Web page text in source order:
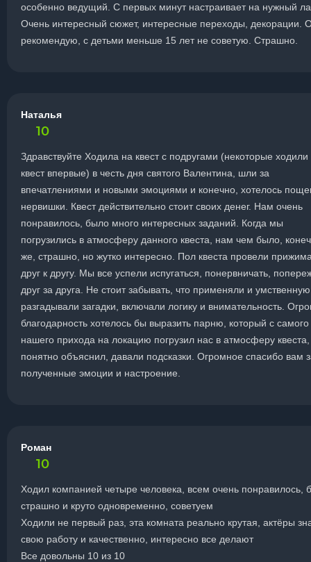
особенно ведущий. С первых минут настраивает на нужный
Очень интересный сюжет, интересные переходы, декорации.
рекомендую, с детьми меньше 15 лет не советую. Страшно.
Наталья
10
Здравствуйте Ходила на квест с подругами (некоторые ходили
квест впервые) в честь дня святого Валентина, шли за
впечатлениями и новыми эмоциями и конечно, хотелось
нервишки. Квест действительно стоит своих денег. Нам очень
понравилось, было много интересных заданий. Когда мы
погрузились в атмосферу данного квеста, нам чем было,
же, страшно, но жутко интересно. Пол квеста провели
друг к другу. Мы все успели испугаться, понервничать,
друг за друга. Не стоит забывать, что применяли и
разгадывали загадки, включали логику и внимательность.
благодарность хотелось бы выразить парню, который с самого
нашего прихода на локацию погрузил нас в атмосферу квеста,
понятно объяснил, давали подсказки. Огромное спасибо вам
полученные эмоции и настроение.
Роман
10
Ходил компанией четыре человека, всем очень понравилось,
страшно и круто одновременно, советуем
Ходили не первый раз, эта комната реально крутая, актёры
свою работу и качественно, интересно все делают
Все довольны 10 из 10